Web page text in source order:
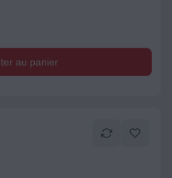
au panier